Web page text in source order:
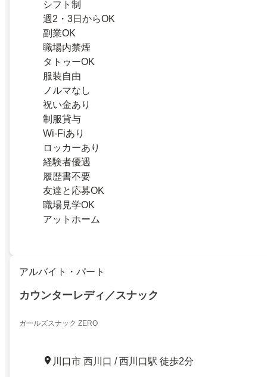
シフト制
週2・3日からOK
副業OK
職場内禁煙
タトゥーOK
服装自由
ノルマなし
祝い金あり
制服貸与
Wi-Fiあり
ロッカーあり
経験者優遇
履歴書不要
友達と応募OK
職場見学OK
アットホーム
アルバイト・パート
カウンターレディ／スナック
ガールズスナック ZERO
川口市 西川口 / 西川口駅 徒歩2分